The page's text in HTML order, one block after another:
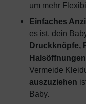
um mehr
Einfaches
es ist, dein
Druckknöpfe,
Halsöffnungen
Vermeide
auszuziehen
Baby.